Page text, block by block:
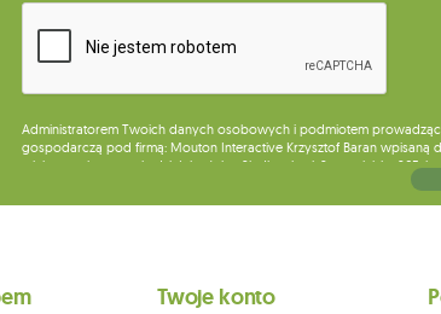
Administratorem Twoich danych osobowych i podmiotem
gospodarczą pod firmą: Mouton Interactive Krzysztof Baran wpisaną
miejsca wykonywania działalności w Siedlcach, ul. Starowiejska 265,
Dane będą przetwarzane w celu wysyłki newslettera i
działem obsługi klienta Mouton Interactive pod adresem e-mail lub
Twoje konto